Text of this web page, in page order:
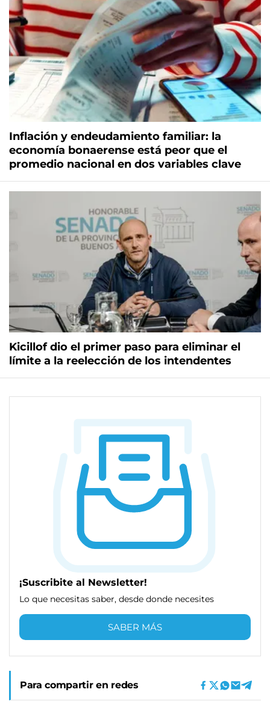
Inflación y endeudamiento familiar: la
economía bonaerense está peor que el
promedio nacional en dos variables clave
Kicillof dio el primer paso para eliminar el
límite a la reelección de los intendentes
¡Suscribite al Newsletter!
Lo que necesitas saber, desde donde necesites
SABER MÁS
Para compartir en redes